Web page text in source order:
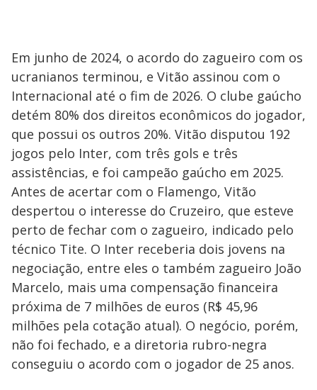
Em junho de 2024, o acordo do zagueiro com os
ucranianos terminou, e Vitão assinou com o
Internacional até o fim de 2026. O clube gaúcho
detém 80% dos direitos econômicos do jogador,
que possui os outros 20%. Vitão disputou 192
jogos pelo Inter, com três gols e três
assistências, e foi campeão gaúcho em 2025.
Antes de acertar com o Flamengo, Vitão
despertou o interesse do Cruzeiro, que esteve
perto de fechar com o zagueiro, indicado pelo
técnico Tite. O Inter receberia dois jovens na
negociação, entre eles o também zagueiro João
Marcelo, mais uma compensação financeira
próxima de 7 milhões de euros (R$ 45,96
milhões pela cotação atual). O negócio, porém,
não foi fechado, e a diretoria rubro-negra
conseguiu o acordo com o jogador de 25 anos.